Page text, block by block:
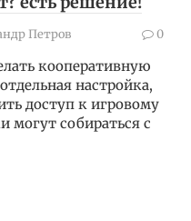
Петров 0
кооперативную
настройка,
доступ к игровому
собираться с